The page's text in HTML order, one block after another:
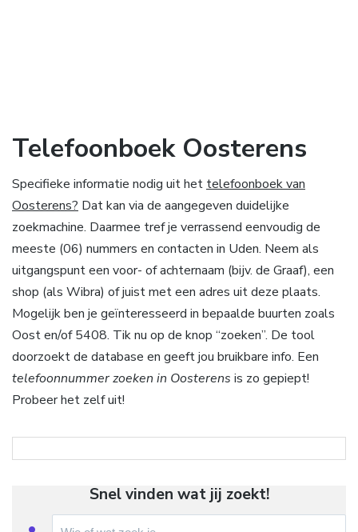
Telefoonboek Oosterens
Specifieke informatie nodig uit het telefoonboek van
Oosterens? Dat kan via de aangegeven duidelijke
zoekmachine. Daarmee tref je verrassend eenvoudig de
meeste (06) nummers en contacten in Uden. Neem als
uitgangspunt een voor- of achternaam (bijv. de Graaf), een
shop (als Wibra) of juist met een adres uit deze plaats.
Mogelijk ben je geïnteresseerd in bepaalde buurten zoals
Oost en/of 5408. Tik nu op de knop “zoeken”. De tool
doorzoekt de database en geeft jou bruikbare info. Een
telefoonnummer zoeken in Oosterens is zo gepiept!
Probeer het zelf uit!
Snel vinden wat jij zoekt!